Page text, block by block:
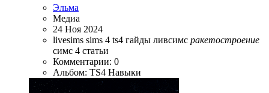
Эльма
Медиа
24 Ноя 2024
livesims sims 4 ts4 гайды ливсимс ракетостроение
симс 4 статьи
Комментарии: 0
Альбом: TS4 Навыки